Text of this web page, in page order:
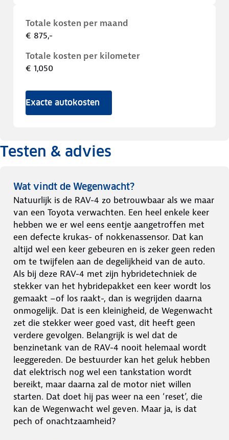
Totale kosten per maand
€ 875,-
Totale kosten per kilometer
€ 1,050
Exacte autokosten
Testen & advies
Wat vindt de Wegenwacht?
Natuurlijk is de RAV-4 zo betrouwbaar als we maar
van een Toyota verwachten. Een heel enkele keer
hebben we er wel eens eentje aangetroffen met
een defecte krukas- of nokkenassensor. Dat kan
altijd wel een keer gebeuren en is zeker geen reden
om te twijfelen aan de degelijkheid van de auto.
Als bij deze RAV-4 met zijn hybridetechniek de
stekker van het hybridepakket een keer wordt los
gemaakt –of los raakt-, dan is wegrijden daarna
onmogelijk. Dat is een kleinigheid, de Wegenwacht
zet die stekker weer goed vast, dit heeft geen
verdere gevolgen. Belangrijk is wel dat de
benzinetank van de RAV-4 nooit helemaal wordt
leeggereden. De bestuurder kan het geluk hebben
dat elektrisch nog wel een tankstation wordt
bereikt, maar daarna zal de motor niet willen
starten. Dat doet hij pas weer na een ‘reset’, die
kan de Wegenwacht wel geven. Maar ja, is dat
pech of onachtzaamheid?